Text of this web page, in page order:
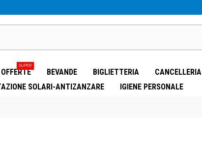
OFFERTE
SUPER
BEVANDE BIGLIETTERIA CANCELLERIA
SOLARI-ANTIZANZARE IGIENE PERSONALE